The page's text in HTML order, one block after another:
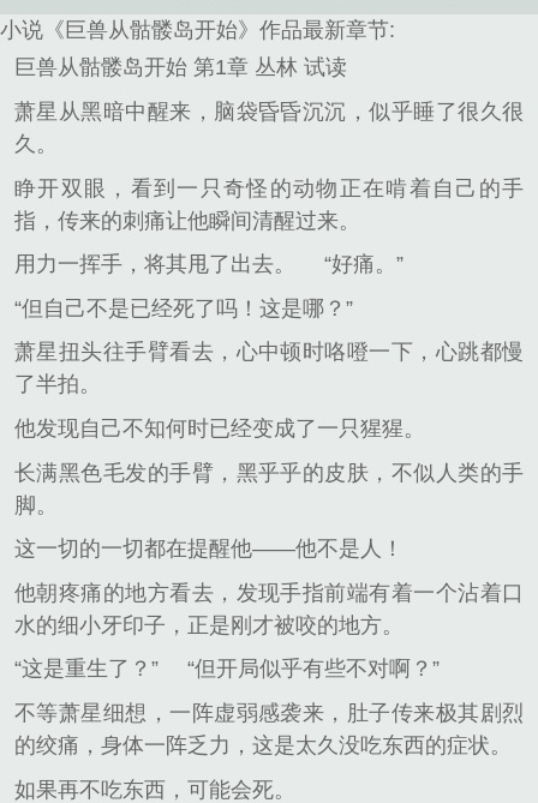
小说《巨兽从骷髅岛开始》作品最新章节:
巨兽从骷髅岛开始 第1章 丛林 试读
萧星从黑暗中醒来，脑袋昏昏沉沉，似乎睡了很久很
久。
睁开双眼，看到一只奇怪的动物正在啃着自己的手
指，传来的刺痛让他瞬间清醒过来。
用力一挥手，将其甩了出去。
“好痛。”
“但自己不是已经死了吗！这是哪？”
萧星扭头往手臂看去，心中顿时咯噔一下，心跳都慢
了半拍。
他发现自己不知何时已经变成了一只猩猩。
长满黑色毛发的手臂，黑乎乎的皮肤，不似人类的手
脚。
这一切的一切都在提醒他——他不是人！
他朝疼痛的地方看去，发现手指前端有着一个沾着口
水的细小牙印子，正是刚才被咬的地方。
“这是重生了？”
“但开局似乎有些不对啊？”
不等萧星细想，一阵虚弱感袭来，肚子传来极其剧烈
的绞痛，身体一阵乏力，这是太久没吃东西的症状。
如果再不吃东西，可能会死。